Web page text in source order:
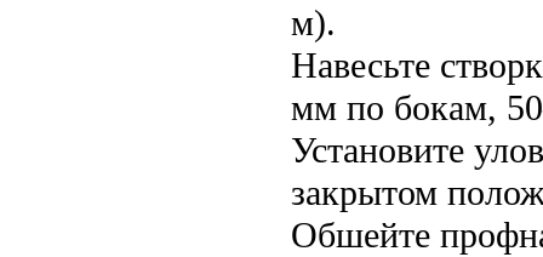
м).
Навесьте
мм по бокам,
Установите
закрытом
Обшейте